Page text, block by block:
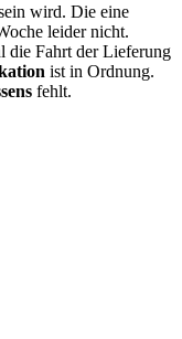
wird. Die eine
leider nicht.
die Fahrt der Lieferung
ist in Ordnung.
fehlt.